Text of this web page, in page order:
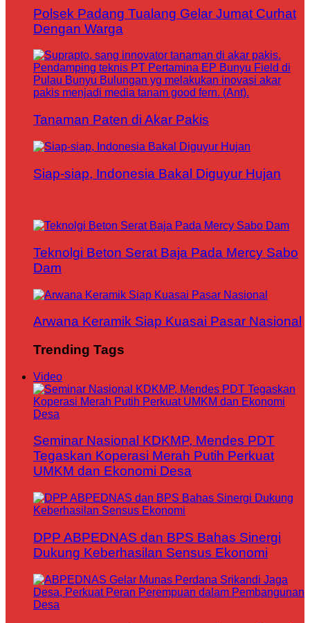
Polsek Padang Tualang Gelar Jumat Curhat
Dengan Warga
Tanaman Paten di Akar Pakis
Siap-siap, Indonesia Bakal Diguyur Hujan
Teknolgi Beton Serat Baja Pada Mercy Sabo
Dam
Arwana Keramik Siap Kuasai Pasar Nasional
Trending Tags
Video
Seminar Nasional KDKMP, Mendes PDT
Tegaskan Koperasi Merah Putih Perkuat
UMKM dan Ekonomi Desa
DPP ABPEDNAS dan BPS Bahas Sinergi
Dukung Keberhasilan Sensus Ekonomi